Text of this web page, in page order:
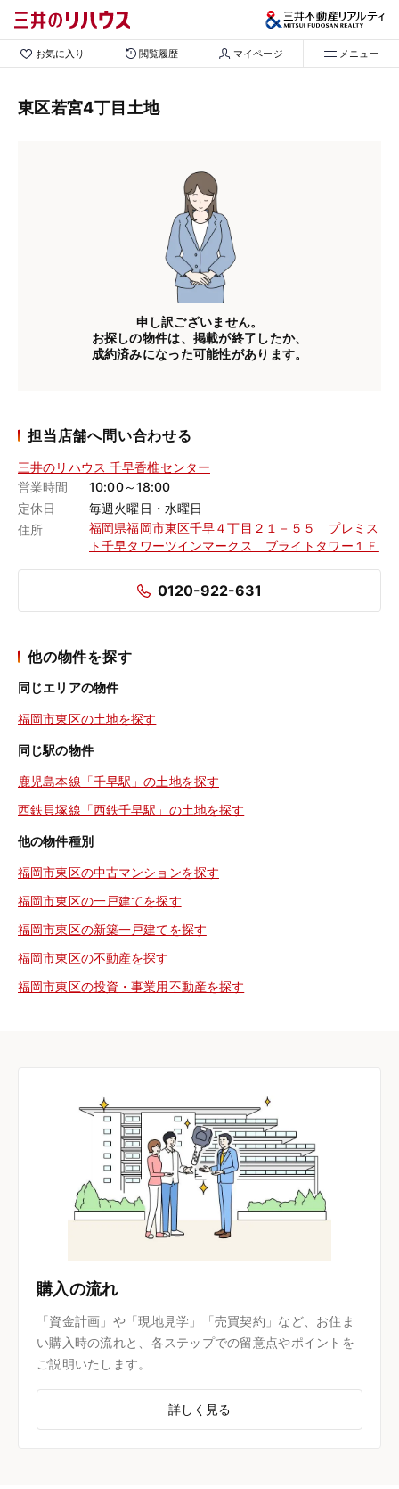
お気に入り 閲覧履歴 マイページ メニュー
東区若宮4丁目土地
申し訳ございません。
お探しの物件は、掲載が終了したか、
成約済みになった可能性があります。
担当店舗へ問い合わせる
三井のリハウス 千早香椎センター
営業時間
10:00～18:00
定休日
毎週火曜日・水曜日
住所
福岡県福岡市東区千早４丁目２１－５５ プレミス
ト千早タワーツインマークス ブライトタワー１Ｆ
0120-922-631
他の物件を探す
同じエリアの物件
福岡市東区の土地を探す
同じ駅の物件
鹿児島本線「千早駅」の土地を探す
西鉄貝塚線「西鉄千早駅」の土地を探す
他の物件種別
福岡市東区の中古マンションを探す
福岡市東区の一戸建てを探す
福岡市東区の新築一戸建てを探す
福岡市東区の不動産を探す
福岡市東区の投資・事業用不動産を探す
購入の流れ
「資金計画」や「現地見学」「売買契約」など、お住ま
い購入時の流れと、各ステップでの留意点やポイントを
ご説明いたします。
詳しく見る